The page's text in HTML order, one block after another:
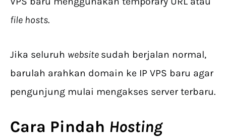
file hosts.
Jika seluruh website sudah berjalan normal,
barulah arahkan domain ke IP VPS baru agar
pengunjung mulai mengakses server terbaru.
Cara Pindah Hosting